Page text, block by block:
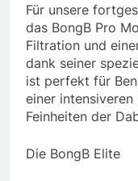
Für unsere
das BongB Pro
Filtration und
dank seiner
ist perfekt für
einer
Feinheiten der
Die BongB Elite